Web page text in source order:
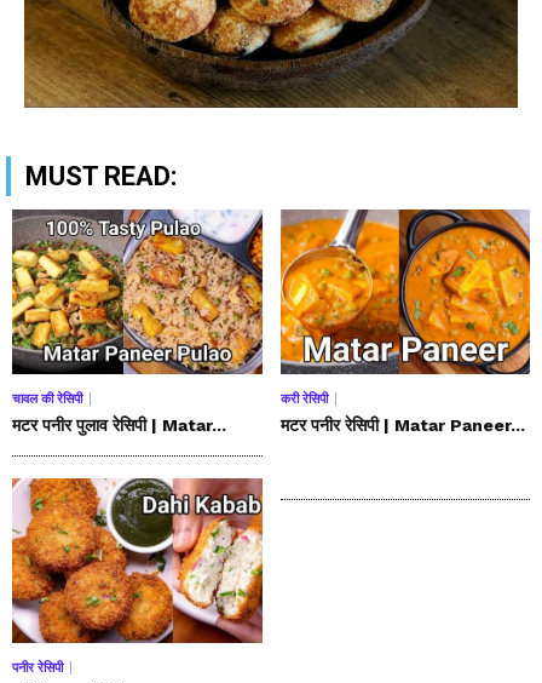
MUST READ:
चावल की रेसिपी
मटर पनीर पुलाव रेसिपी | Matar...
करी रेसिपी
मटर पनीर रेसिपी | Matar Paneer...
पनीर रेसिपी